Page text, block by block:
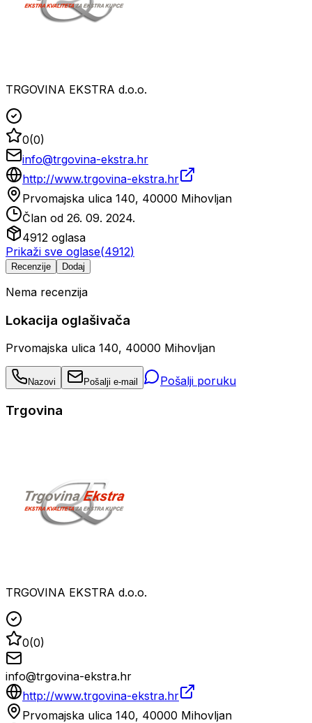
TRGOVINA EKSTRA d.o.o.
0(0)
info@trgovina-ekstra.hr
http://www.trgovina-ekstra.hr
Prvomajska ulica 140, 40000 Mihovljan
Član od 26. 09. 2024.
4912 oglasa
Prikaži sve oglase(4912)
Recenzije Dodaj
Nema recenzija
Lokacija oglašivača
Prvomajska ulica 140, 40000 Mihovljan
Nazovi Pošalji e-mail Pošalji poruku
Trgovina
TRGOVINA EKSTRA d.o.o.
0(0)
info@trgovina-ekstra.hr
http://www.trgovina-ekstra.hr
Prvomajska ulica 140, 40000 Mihovljan